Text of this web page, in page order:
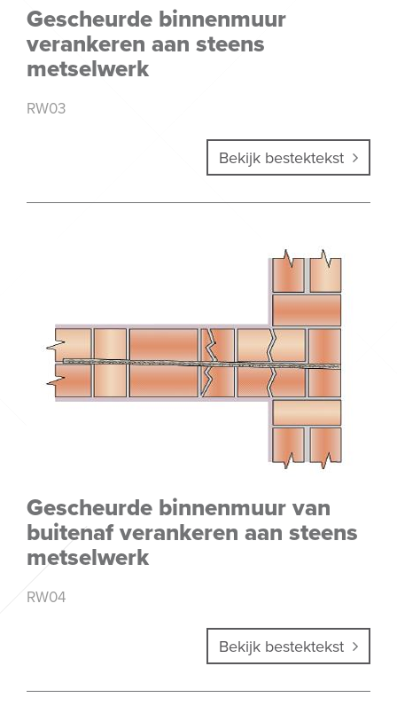
Gescheurde binnenmuur
verankeren aan steens
metselwerk
RW03
Bekijk bestektekst
Gescheurde binnenmuur van
buitenaf verankeren aan steens
metselwerk
RW04
Bekijk bestektekst